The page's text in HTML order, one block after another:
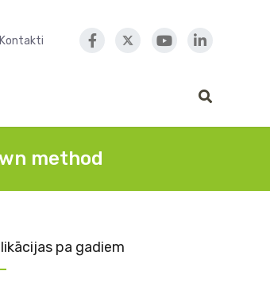
Kontakti
method
pa gadiem